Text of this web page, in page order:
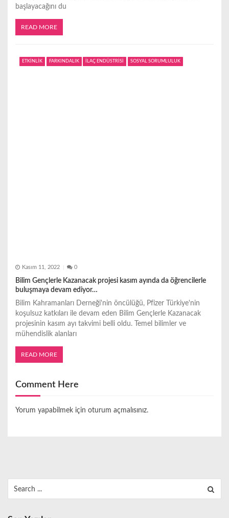
başlayacağını du
READ MORE
ETKİNLİK FARKINDALIK İLAÇ ENDÜSTRİSİ SOSYAL SORUMLULUK
Kasım 11, 2022 0
Bilim Gençlerle Kazanacak projesi kasım ayında da öğrencilerle
buluşmaya devam ediyor…
Bilim Kahramanları Derneği'nin öncülüğü, Pfizer Türkiye'nin
koşulsuz katkıları ile devam eden Bilim Gençlerle Kazanacak
projesinin kasım ayı takvimi belli oldu. Temel bilimler ve
mühendislik alanları
READ MORE
Comment Here
Yorum yapabilmek için oturum açmalısınız.
for: